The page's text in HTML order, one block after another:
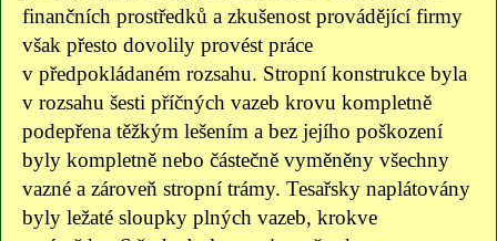
finančních prostředků a zkušenost provádějící firmy
však přesto dovolily provést práce
v předpokládaném rozsahu. Stropní konstrukce byla
v rozsahu šesti příčných vazeb krovu kompletně
podepřena těžkým lešením a bez jejího poškození
byly kompletně nebo částečně vyměněny všechny
vazné a zároveň stropní trámy. Tesařsky naplátovány
byly ležaté sloupky plných vazeb, krokve